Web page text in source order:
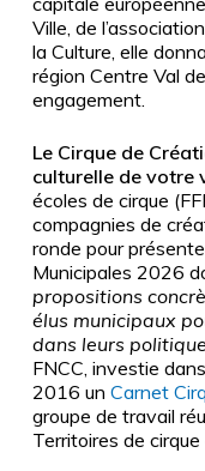
Ville, de
la Culture, elle
région Centre Val
engagement.
Le Cirque de
culturelle de votre
écoles de cirque
compagnies de
ronde pour
Municipales 2026
propositions
élus municipaux
dans leurs
FNCC, investie
2016 un Carnet
groupe de travail
Territoires de